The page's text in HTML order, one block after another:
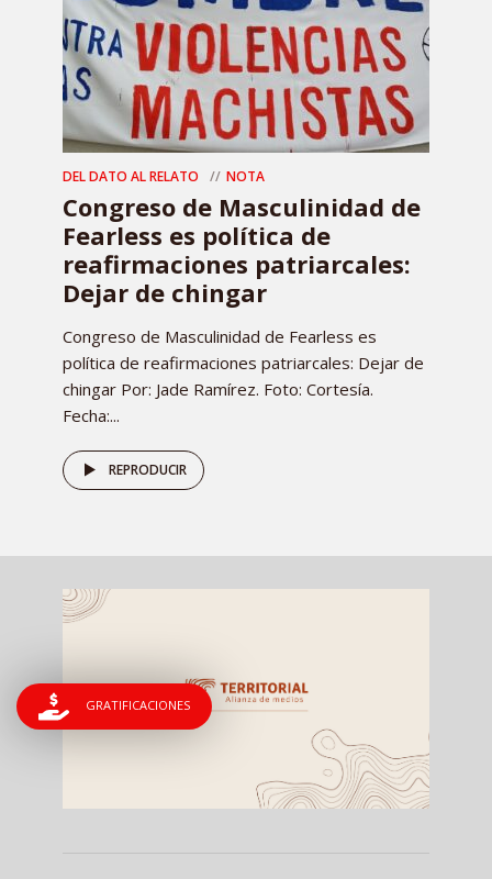
DEL DATO AL RELATO NOTA
Congreso de Masculinidad de
Fearless es política de
reafirmaciones patriarcales:
Dejar de chingar
Congreso de Masculinidad de Fearless es
política de reafirmaciones patriarcales: Dejar de
chingar Por: Jade Ramírez. Foto: Cortesía.
Fecha:...
REPRODUCIR
GRATIFICACIONES